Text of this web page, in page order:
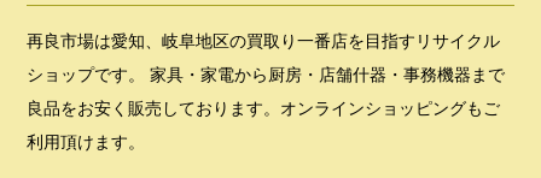
再良市場は愛知、岐阜地区の買取り一番店を目指すリサイクル
ショップです。 家具・家電から厨房・店舗什器・事務機器まで
良品をお安く販売しております。オンラインショッピングもご
利用頂けます。